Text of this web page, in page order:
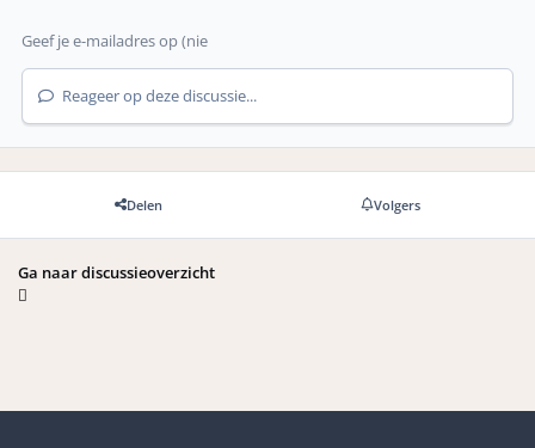
Reageer op deze discussie...
Delen Volgers
Ga naar discussieoverzicht